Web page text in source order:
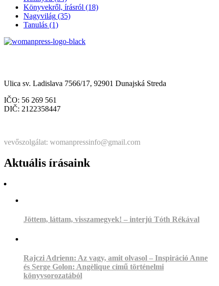
Könyvekről, írásról (18)
Nagyvilág (35)
Tanulás (1)
Ulica sv. Ladislava 7566/17, 92901 Dunajská Streda
IČO: 56 269 561
DIČ: 2122358447
vevőszolgálat: womanpressinfo@gmail.com
Aktuális írásaink
Jöttem, láttam, visszamegyek! – interjú Tóth Rékával
Rajczi Adrienn: Az vagy, amit olvasol – Inspiráció Anne
és Serge Golon: Angèlique című történelmi
könyvsorozatából